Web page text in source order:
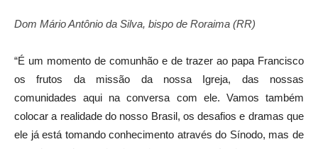
Dom Mário Antônio da Silva, bispo de Roraima (RR)
“É um momento de comunhão e de trazer ao papa Francisco
os frutos da missão da nossa Igreja, das nossas
comunidades aqui na conversa com ele. Vamos também
colocar a realidade do nosso Brasil, os desafios e dramas que
ele já está tomando conhecimento através do Sínodo, mas de